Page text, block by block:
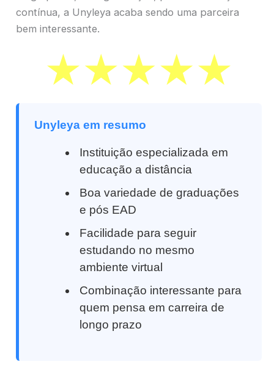
contínua, a Unyleya acaba sendo uma parceira
bem interessante.
Unyleya em resumo
Instituição especializada em
educação a distância
Boa variedade de graduações
e pós EAD
Facilidade para seguir
estudando no mesmo
ambiente virtual
Combinação interessante para
quem pensa em carreira de
longo prazo